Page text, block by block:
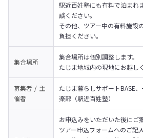
駅近百姓塾にも有料で泊まれ
談ください。
その他、ツアー中の有料施設
負担ください。
集合場所
集合場所は個別調整します。
たじま地域内の現地にお越し
募集者 / 主
催者
たじま暮らしサポートBASE
楽部（駅近百姓塾）
お申込みをいただいた後にご
ツアー申込フォームへのご記